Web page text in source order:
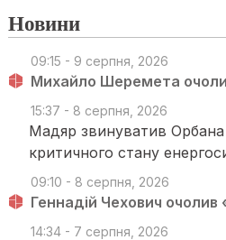
Новини
09:15 - 9 серпня, 2026
Михайло Шеремета
15:37 - 8 серпня, 2026
Мадяр звинуватив Орбана
критичного стану
09:10 - 8 серпня, 2026
Геннадій Чехович очолив
14:34 - 7 серпня, 2026